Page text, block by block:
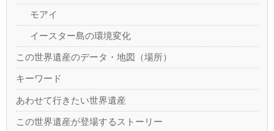
モアイ
イースター島の環境変化
この世界遺産のデータ・地図（場所）
キーワード
あわせて行きたい世界遺産
この世界遺産が登場するストーリー